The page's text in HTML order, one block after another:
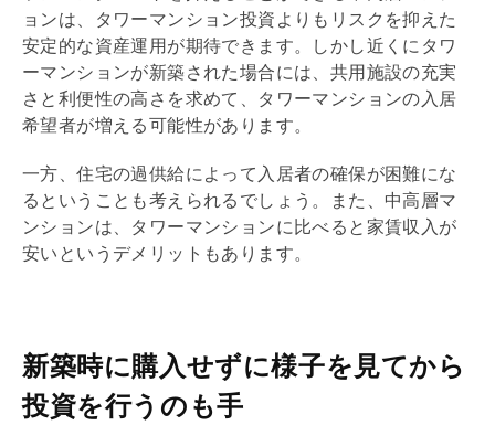
ョンは、タワーマンション投資よりもリスクを抑えた
安定的な資産運用が期待できます。しかし近くにタワ
ーマンションが新築された場合には、共用施設の充実
さと利便性の高さを求めて、タワーマンションの入居
希望者が増える可能性があります。
一方、住宅の過供給によって入居者の確保が困難にな
るということも考えられるでしょう。また、中高層マ
ンションは、タワーマンションに比べると家賃収入が
安いというデメリットもあります。
新築時に購入せずに様子を見てから
投資を行うのも手